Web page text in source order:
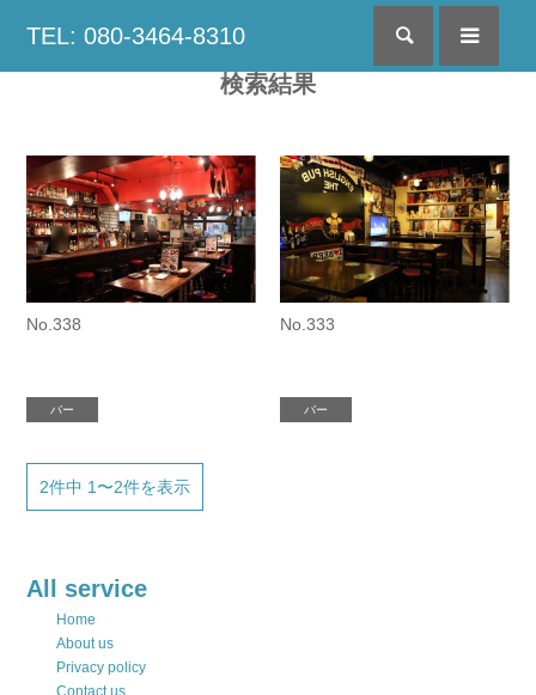
TEL: 080-3464-8310 検索
検索結果
No.338
バー
No.333
バー
2件中 1〜2件を表示
All service
Home
About us
Privacy policy